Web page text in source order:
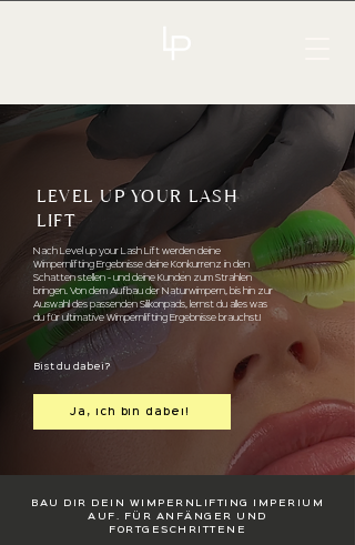
LEVEL UP YOUR LASH
LIFT
Nach Level up your Lash Lift werden deine
Wimpernlifting Ergebnisse deine Konkurrenz in den
Schatten stellen - und deine Kunden zum Strahlen
bringen. Von dem Aufbau der Naturwimpern, bis hin zur
Auswahl des passenden Silikonpads, lernst du alles was
du für ultimative Wimpernlifting Ergebnisse brauchst!
Bist du dabei?
Ja, ich bin dabei!
BAU DIR DEIN WIMPERNLIFTING IMPERIUM
AUF. FÜR ANFÄNGER UND
FORTGESCHRITTENE